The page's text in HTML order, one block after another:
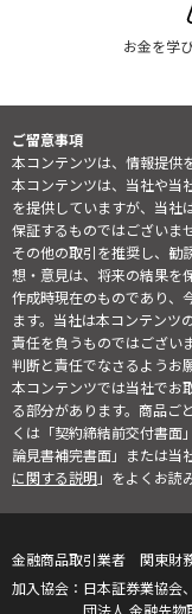
お金を学
ご留意事項
本コンテンツは、情報提供
本コンテンツは、当社や当
を提供していますが、当社
保証するものではございま
その他の取引を推奨し、勧
想・意見は、将来の結果を
作成時現在のものであり、
ます。当社は本コンテンツ
責任を負うものではござい
判断と責任でなさるようお
本コンテンツでは当社でお
る部分があります。商品ご
くは「契約締結前交付書面
論見書補完書面」または当
に関する説明」をよくお読
金融商品取引業者 関東財
日本証券業協会